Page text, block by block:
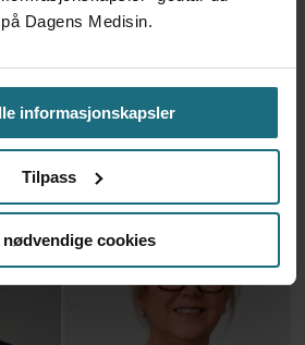
Dagens Medisin.
informasjonskapsler
Tilpass
nødvendige cookies
vakt i tre
en 16-fots